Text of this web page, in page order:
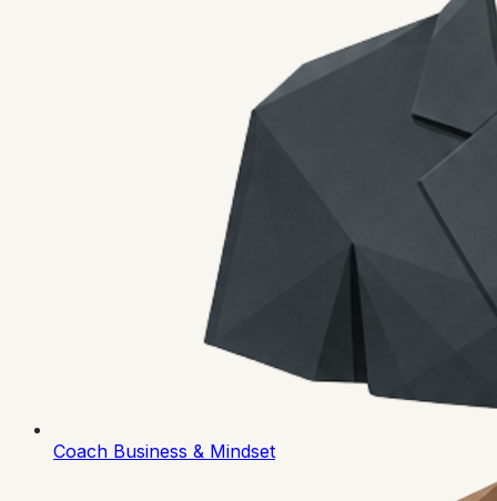
Coach Business & Mindset